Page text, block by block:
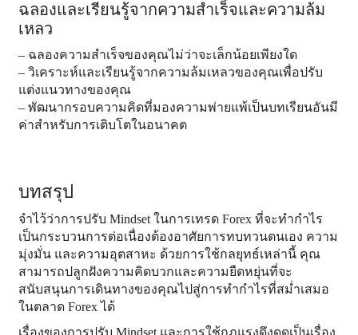
ฉลองและเรียนรู้จากความสำเร็จและความล้ม
เหลว
– ฉลองความสำเร็จของคุณไม่ว่าจะเล็กน้อยเพียงใด
– วิเคราะห์และเรียนรู้จากความล้มเหลวของคุณเพื่อปรับ
แต่งแนวทางของคุณ
– พัฒนากรอบความคิดที่มองความพ่ายแพ้เป็นบทเรียนอันมี
ค่าสำหรับการเติบโตในอนาคต
บทสรุป
จำไว้ว่าการปรับ Mindset ในการเทรด Forex ที่จะทำกำไร
เป็นกระบวนการต่อเนื่องต้องอาศัยการทบทวนตนเอง ความ
มุ่งมั่น และความอุตสาหะ ด้วยการใช้กลยุทธ์เหล่านี้ คุณ
สามารถปลูกฝังความคิดบวกและความยืดหยุ่นที่จะ
สนับสนุนการเดินทางของคุณไปสู่การทำกำไรที่สม่ำเสมอ
ในตลาด Forex ได้